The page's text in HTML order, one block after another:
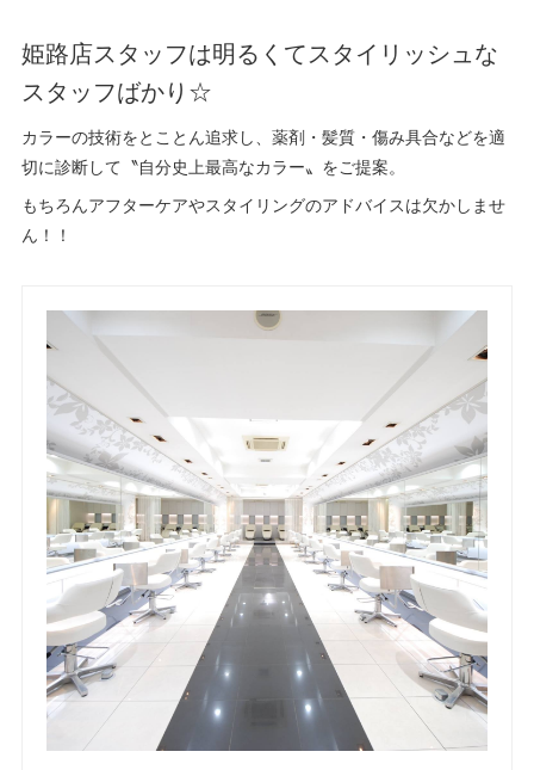
姫路店スタッフは明るくてスタイリッシュな
スタッフばかり☆
カラーの技術をとことん追求し、薬剤・髪質・傷み具合などを適
切に診断して〝自分史上最高なカラー〟をご提案。
もちろんアフターケアやスタイリングのアドバイスは欠かしませ
ん！！